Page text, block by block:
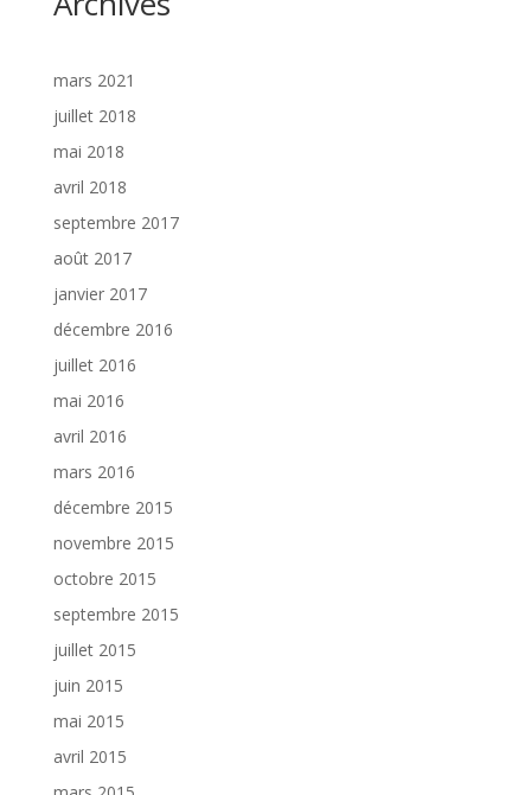
mars 2021
juillet 2018
mai 2018
avril 2018
septembre 2017
août 2017
janvier 2017
décembre 2016
juillet 2016
mai 2016
avril 2016
mars 2016
décembre 2015
novembre 2015
octobre 2015
septembre 2015
juillet 2015
juin 2015
mai 2015
avril 2015